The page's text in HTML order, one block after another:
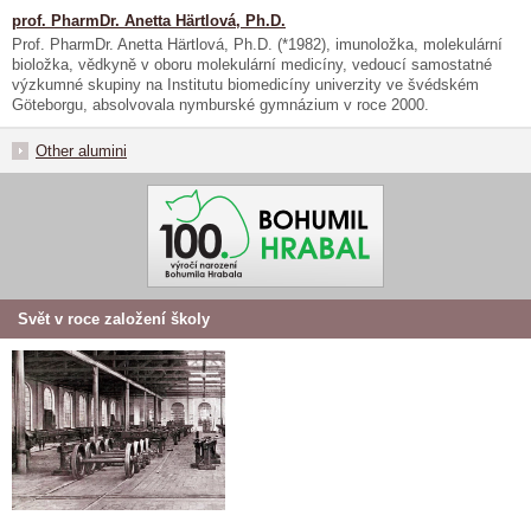
prof. PharmDr. Anetta Härtlová, Ph.D.
Prof. PharmDr. Anetta Härtlová, Ph.D. (*1982), imunoložka, molekulární
bioložka, vědkyně v oboru molekulární medicíny, vedoucí samostatné
výzkumné skupiny na Institutu biomedicíny univerzity ve švédském
Göteborgu, absolvovala nymburské gymnázium v roce 2000.
Other alumini
Svět v roce založení školy